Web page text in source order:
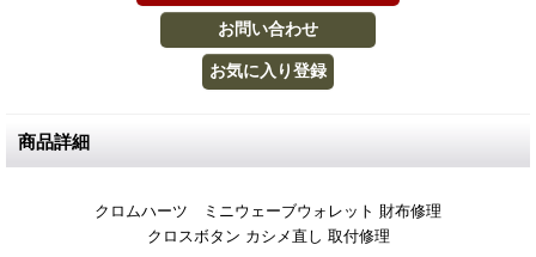
商品詳細
クロムハーツ ミニウェーブウォレット 財布修理
クロスボタン カシメ直し 取付修理